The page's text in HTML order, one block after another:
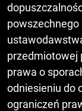
przedmiotowej
prawa o
odniesieniu do
ograniczeń